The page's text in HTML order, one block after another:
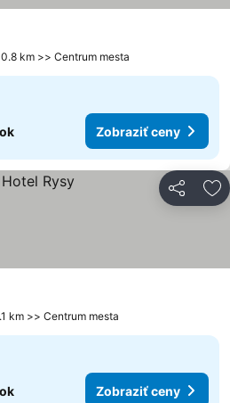
0.8 km >> Centrum mesta
Zobraziť ceny
Zdieľať
km >> Centrum mesta
Zobraziť ceny